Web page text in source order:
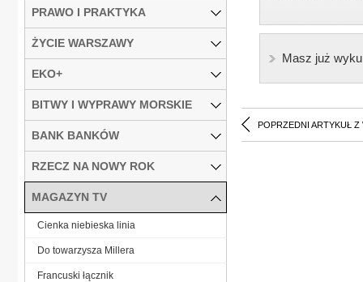
Masz już
POPRZEDNI ARTYKUŁ Z
PRAWO I PRAKTYKA
ŻYCIE WARSZAWY
EKO+
BITWY I WYPRAWY MORSKIE
BANK BANKÓW
RZECZ NA NOWY ROK
MAGAZYN TV
Cienka niebieska linia
Do towarzysza Millera
Francuski łącznik